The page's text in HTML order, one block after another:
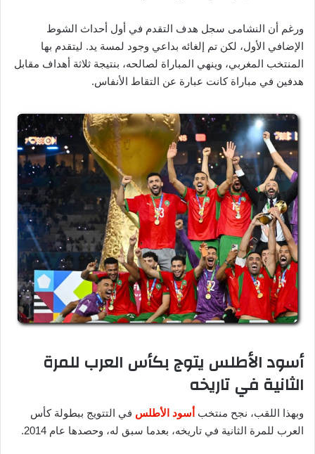
ورغم أن النشامى سجل هدف التقدم في أول أحداث الشوط
الإضافي الأول، لكن تم إلغائه بداعي وجود لمسة يد. ليتقدم بها
المنتخب المغربي، وينهي المباراة لصالحه، بنتيجة ثلاثة أهداف مقابل
هدفين في مباراة كانت عبارة عن التقاط الأنفاس.
أسود الأطلس يتوج بكأس العرب للمرة
الثانية في تاريخه
وبهذا اللقب، نجح منتخب أسود الأطلس في التتويج ببطولة كأس
العرب للمرة الثانية في تاريخه، بعدما سبق له، وحصدها عام 2014.